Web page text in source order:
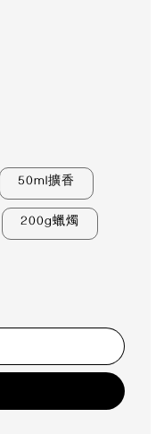
50ml擴香
200g蠟燭